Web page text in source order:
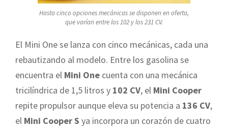
Hasta cinco opciones mecánicas se disponen en oferta,
que varían entre los 102 y los 231 CV.
El Mini One se lanza con cinco mecánicas, cada una
rebautizando al modelo. Entre los gasolina se
encuentra el Mini One cuenta con una mecánica
tricilíndrica de 1,5 litros y 102 CV, el Mini Cooper
repite propulsor aunque eleva su potencia a 136 CV,
el Mini Cooper S ya incorpora un corazón de cuatro